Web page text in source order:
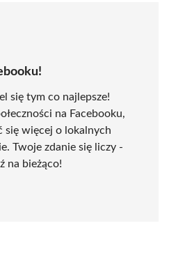
się tym co najlepsze!
na Facebooku,
się więcej o lokalnych
Twoje zdanie się liczy -
na bieżąco!